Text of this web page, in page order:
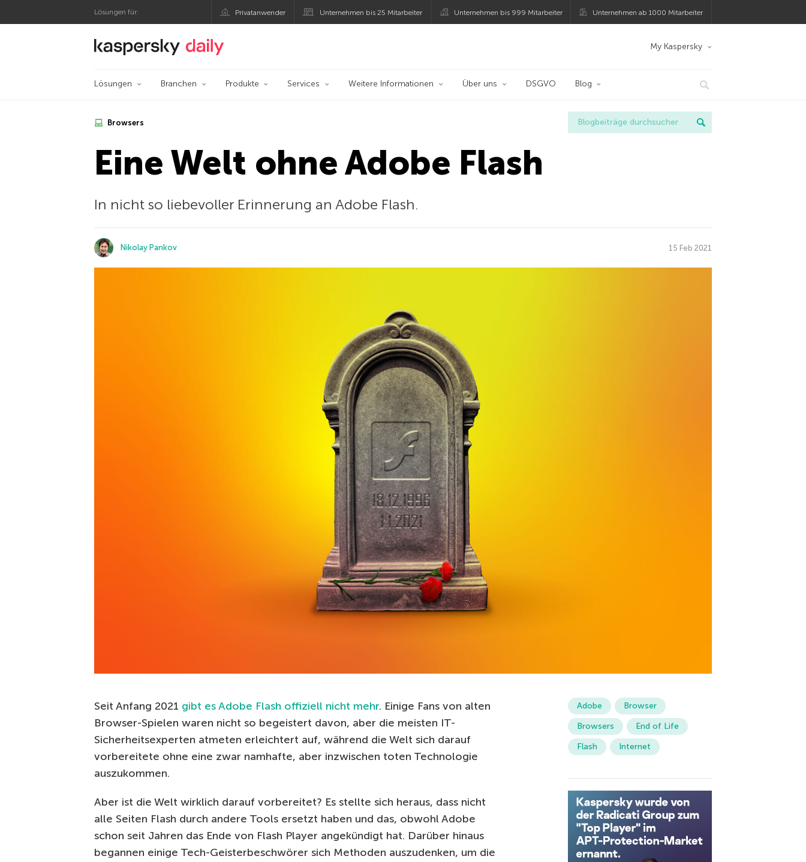
Lösungen für: Privatanwender Unternehmen bis 25 Mitarbeiter Unternehmen bis 999 Mitarbeiter Unternehmen ab 1000 Mitarbeiter
Offizieller Blog von Kaspersky My Kaspersky
Lösungen Branchen Produkte Services Weitere Informationen Über uns DSGVO Blog
Browsers
Eine Welt ohne Adobe Flash
In nicht so liebevoller Erinnerung an Adobe Flash.
Nikolay Pankov 15 Feb 2021
Seit Anfang 2021 gibt es Adobe Flash offiziell nicht mehr. Einige Fans von alten
Browser-Spielen waren nicht so begeistert davon, aber die meisten IT-
Sicherheitsexperten atmeten erleichtert auf, während die Welt sich darauf
vorbereitete ohne eine zwar namhafte, aber inzwischen toten Technologie
auszukommen.
Aber ist die Welt wirklich darauf vorbereitet? Es stellte sich heraus, dass nicht
alle Seiten Flash durch andere Tools ersetzt haben und das, obwohl Adobe
schon seit Jahren das Ende von Flash Player angekündigt hat. Darüber hinaus
begannen einige Tech-Geisterbeschwörer sich Methoden auszudenken, um die
Adobe
Browser
Browsers
End of Life
Flash
Internet